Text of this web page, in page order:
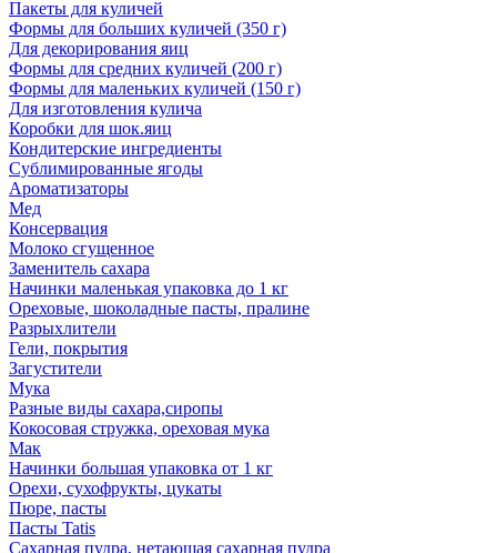
Пакеты для куличей
Формы для больших куличей (350 г)
Для декорирования яиц
Формы для средних куличей (200 г)
Формы для маленьких куличей (150 г)
Для изготовления кулича
Коробки для шок.яиц
Кондитерские ингредиенты
Сублимированные ягоды
Ароматизаторы
Мед
Консервация
Молоко сгущенное
Заменитель сахара
Начинки маленькая упаковка до 1 кг
Ореховые, шоколадные пасты, пралине
Разрыхлители
Гели, покрытия
Загустители
Мука
Разные виды сахара,сиропы
Кокосовая стружка, ореховая мука
Мак
Начинки большая упаковка от 1 кг
Орехи, сухофрукты, цукаты
Пюре, пасты
Пасты Tatis
Сахарная пудра, нетающая сахарная пудра